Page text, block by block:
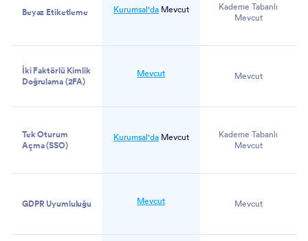
Beyaz Etiketleme Kurumsal'daMevcut
Kademe Tabanlı
Mevcut
İki Faktörlü Kimlik
Doğrulama (2FA)
Mevcut Mevcut
Tek Oturum
Açma (SSO)
Kurumsal'daMevcut
Kademe Tabanlı
Mevcut
GDPR Uyumluluğu Mevcut Mevcut